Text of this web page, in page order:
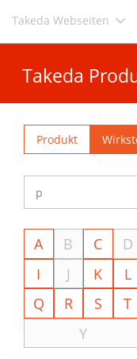
Direkt
Takeda Webseiten
Takeda
Produkt
A B C D
I
J K L
Q
R S T
Y